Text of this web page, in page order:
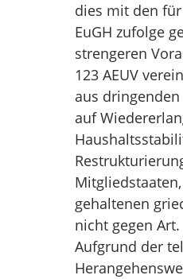
dies mit den
EuGH zufolge
strengeren
123 AEUV
aus
auf
Mitgliedstaaten,
gehaltenen
nicht gegen
Aufgrund der